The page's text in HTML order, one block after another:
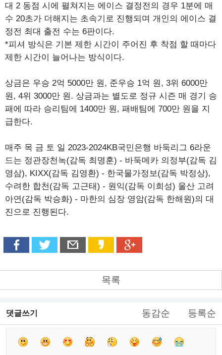
대 2 동점 시에 펼쳐지는 에이스 결정전의 경우 1분에 매
수 20초가 더해지는 초속기로 진행되며 개인의 에이스 결
정전 최대 출전 수는 6판이다.
*피셔 방식은 기본 제한 시간이 주어진 후 착점 할 때마다
제한 시간이 늘어나는 방식이다.
상금은 우승 2억 5000만 원, 준우승 1억 원, 3위 6000만
원, 4위 3000만 원. 상금과는 별도로 정규 시즌 매 경기 승
패에 따라 승리팀에 1400만 원, 패배팀에 700만 원을 지
급한다.
매주 목 금 토 일 2023-2024KB국민은행 바둑리그 6라운
드는 정관장천녹(감독 최명훈) - 바둑메카 의정부(감독 김
영삼), KIXX(감독 김영환) - 한국물가정보(감독 박정상),
수려한 합천(감독 고근태) - 원익(감독 이희성) 울산 고려
아연(감독 박승화) - 마한의 심장 영암(감독 한해원)의 대
진으로 진행된다.
목록
댓글쓰기 동감순 등록순